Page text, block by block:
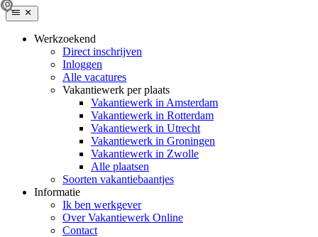
Werkzoekend
Direct inschrijven
Inloggen
Alle vacatures
Vakantiewerk per plaats
Vakantiewerk in Amsterdam
Vakantiewerk in Rotterdam
Vakantiewerk in Utrecht
Vakantiewerk in Groningen
Vakantiewerk in Zwolle
Alle plaatsen
Soorten vakantiebaantjes
Informatie
Ik ben werkgever
Over Vakantiewerk Online
Contact